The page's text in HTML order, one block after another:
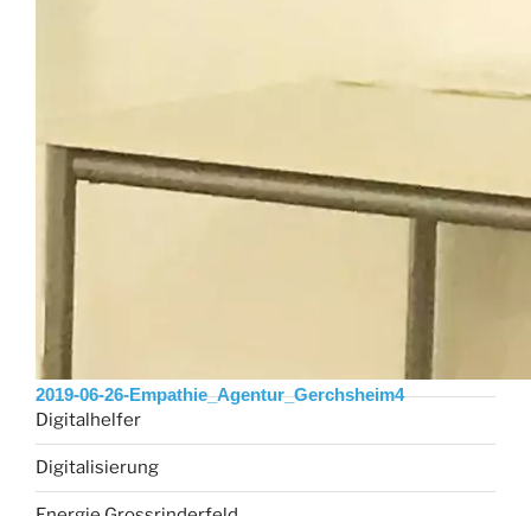
2019-06-26-Empathie_Agentur_Gerchsheim4
KATEGORIEN
corona-update
Digitalhelfer
Digitalisierung